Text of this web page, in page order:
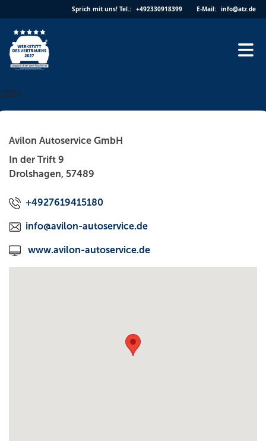
to
content
Sprich mit uns! Tel.: +492330918399 E-Mail: info@atz.de
2026
Avilon Autoservice GmbH
In der Trift 9
Drolshagen, 57489
+4927619415180
info@avilon-autoservice.de
www.avilon-autoservice.de